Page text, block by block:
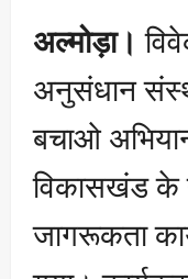
अल्मोड़ा।
अनुसंधान
बचाओ
विकासखंड के
जागरूकता